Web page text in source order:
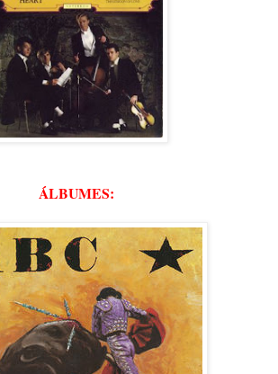
ÁLBUMES: